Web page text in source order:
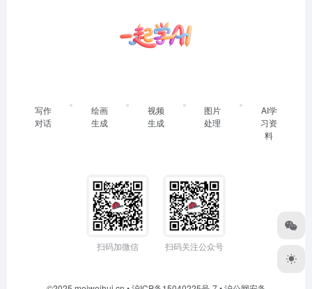
写作
对话
绘画
生成
视频
生成
图片
处理
AI学
习资
料
扫码加微信 扫码关注公众号